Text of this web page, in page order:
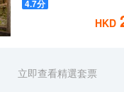
4.7分
HKD
立即查看精選套票